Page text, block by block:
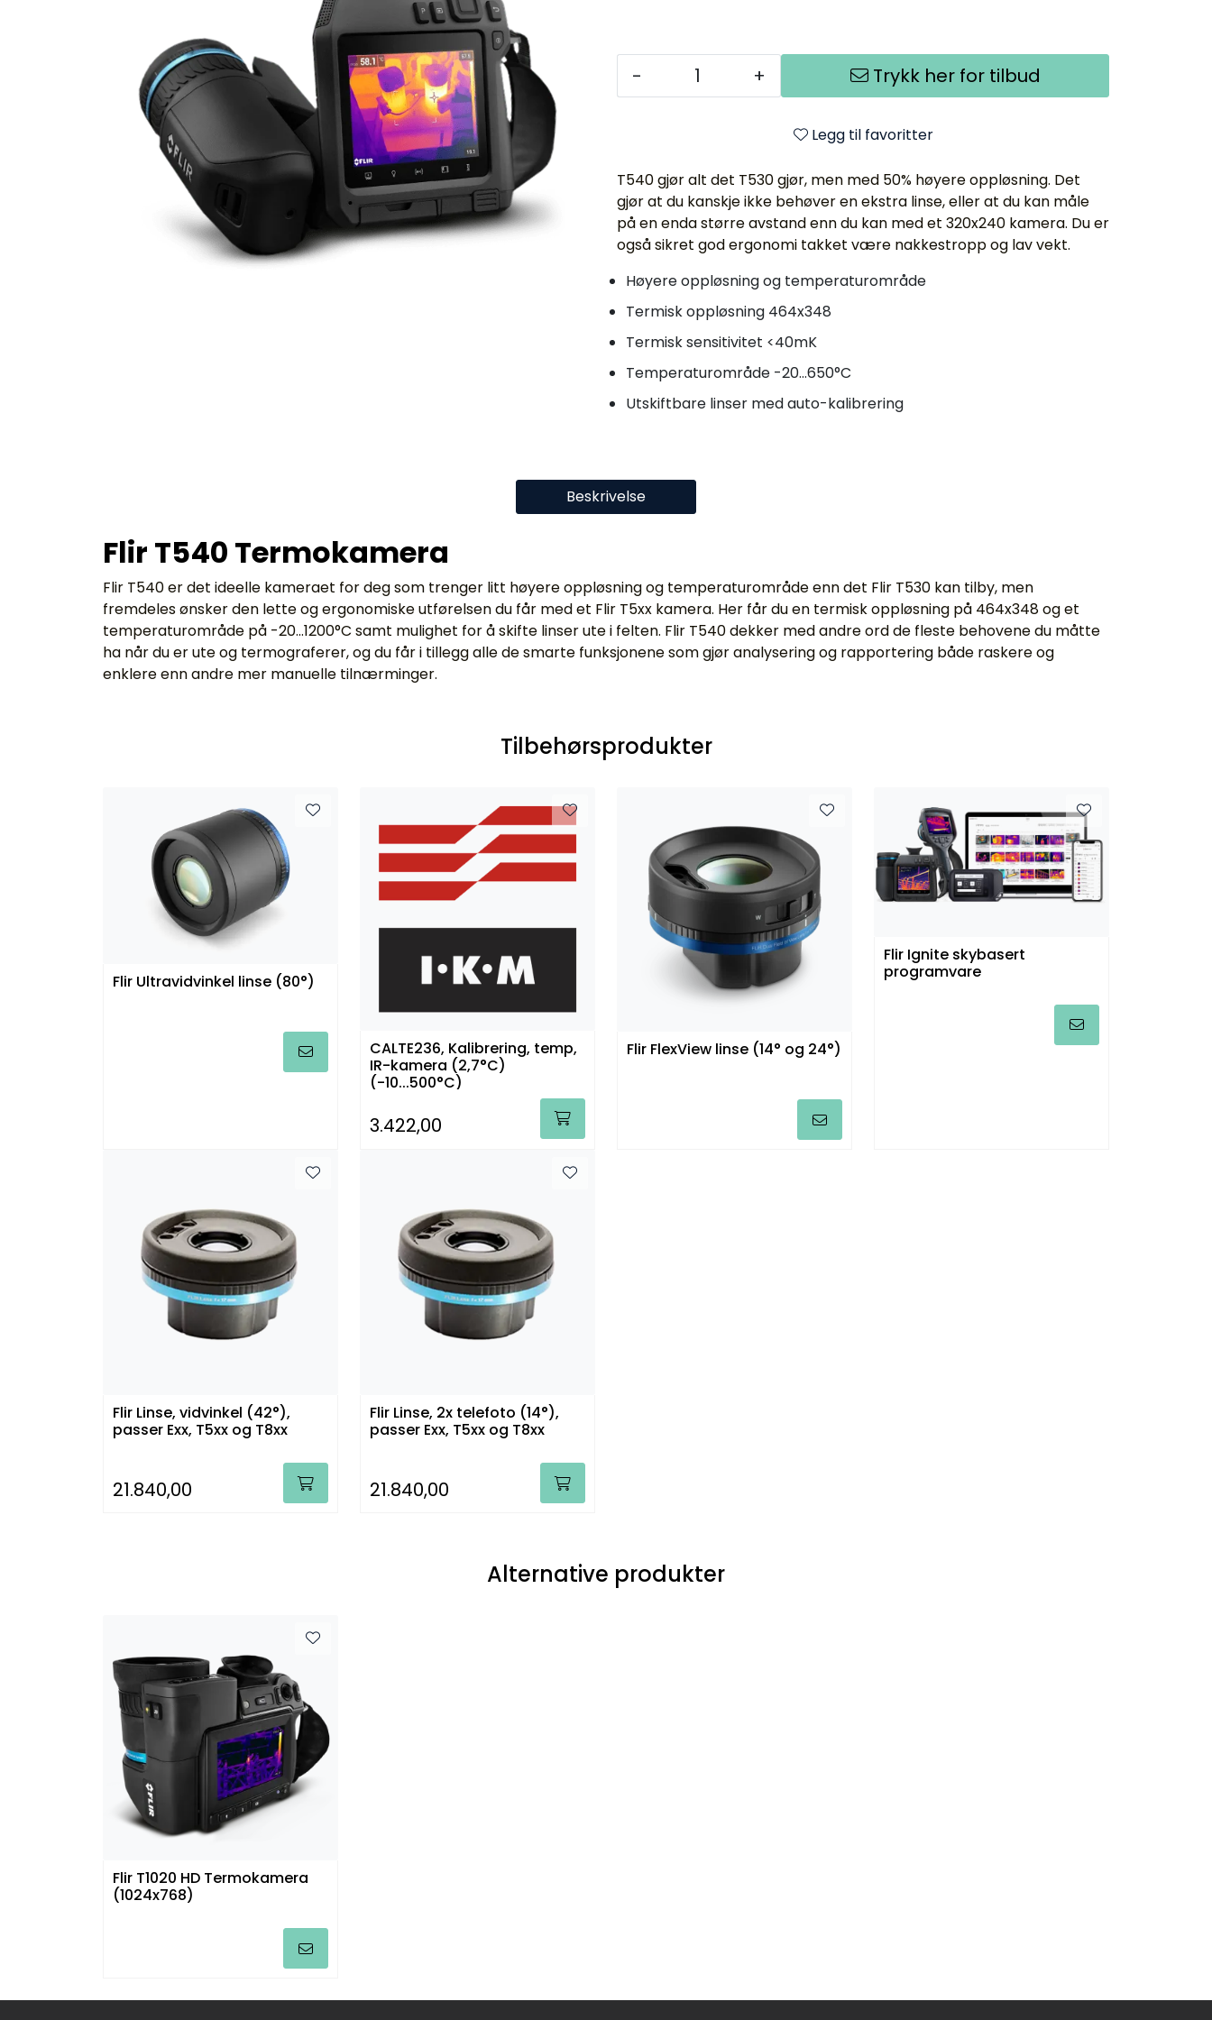
- + Trykk her for tilbud
Legg til favoritter
T540 gjør alt det T530 gjør, men med 50% høyere oppløsning. Det
gjør at du kanskje ikke behøver en ekstra linse, eller at du kan måle
på en enda større avstand enn du kan med et 320x240 kamera. Du er
også sikret god ergonomi takket være nakkestropp og lav vekt.
Høyere oppløsning og temperaturområde
Termisk oppløsning 464x348
Termisk sensitivitet <40mK
Temperaturområde -20...650°C
Utskiftbare linser med auto-kalibrering
Beskrivelse
Flir T540 Termokamera
Flir T540 er det ideelle kameraet for deg som trenger litt høyere oppløsning og temperaturområde enn det Flir T530 kan tilby, men
fremdeles ønsker den lette og ergonomiske utførelsen du får med et Flir T5xx kamera. Her får du en termisk oppløsning på 464x348 og et
temperaturområde på -20...1200°C samt mulighet for å skifte linser ute i felten. Flir T540 dekker med andre ord de fleste behovene du måtte
ha når du er ute og termograferer, og du får i tillegg alle de smarte funksjonene som gjør analysering og rapportering både raskere og
enklere enn andre mer manuelle tilnærminger.
Tilbehørsprodukter
Flir Ultravidvinkel linse (80°)
CALTE236, Kalibrering, temp,
IR-kamera (2,7°C)
(-10...500°C)
3.422,00
Flir FlexView linse (14° og 24°)
Flir Ignite skybasert
programvare
Flir Linse, vidvinkel (42°),
passer Exx, T5xx og T8xx
21.840,00
Flir Linse, 2x telefoto (14°),
passer Exx, T5xx og T8xx
21.840,00
Alternative produkter
Flir T1020 HD Termokamera
(1024x768)